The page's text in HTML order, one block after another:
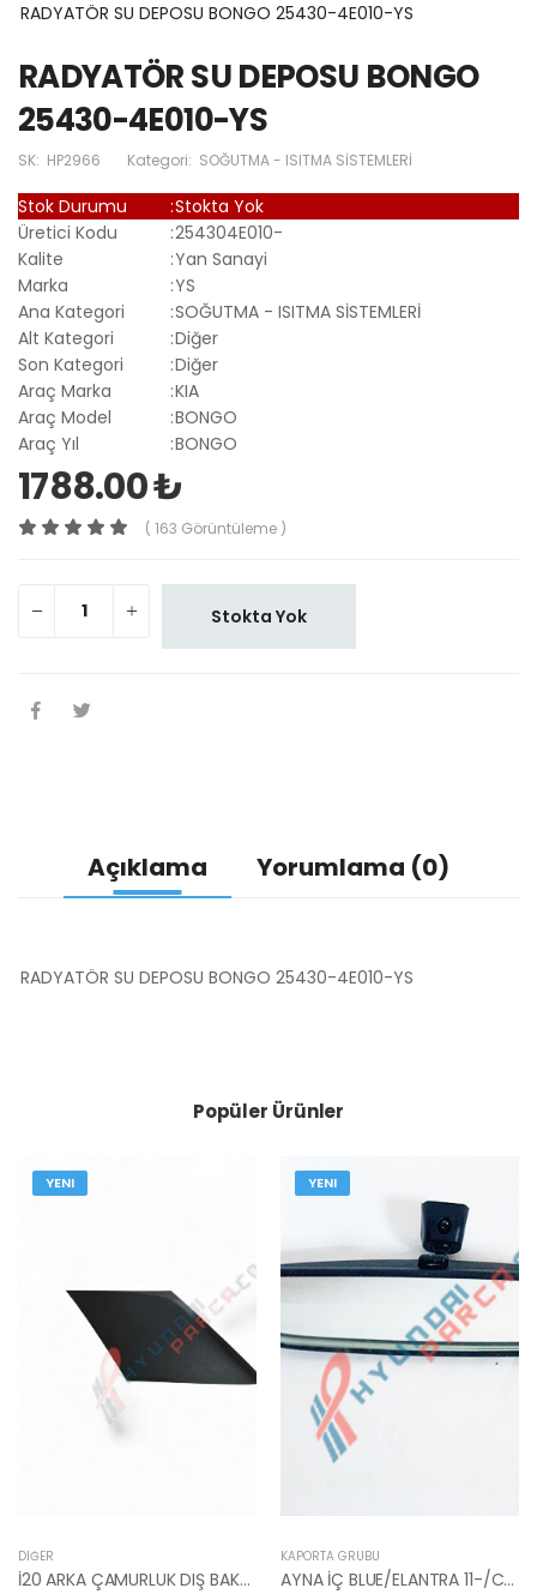
RADYATÖR SU DEPOSU BONGO 25430-4E010-YS
RADYATÖR SU DEPOSU BONGO
25430-4E010-YS
SK: HP2966 Kategori: SOĞUTMA - ISITMA SİSTEMLERİ
Stok Durumu :Stokta Yok
Üretici Kodu
:254304E010-
Kalite
:Yan Sanayi
Marka
:YS
Ana Kategori
:SOĞUTMA - ISITMA SİSTEMLERİ
Alt Kategori
:Diğer
Son Kategori
:Diğer
Araç Marka
:KIA
Araç Model
:BONGO
Araç Yıl
:BONGO
1788.00 ₺
( 163 Görüntüleme )
Stokta Yok
Açıklama Yorumlama (0)
RADYATÖR SU DEPOSU BONGO 25430-4E010-YS
Popüler Ürünler
YENI
DIĞER
İ20 ARKA ÇAMURLUK DIŞ BAKALİTİ SOL 2015- ( PARLAK SİYAH ) 87360-C8000-YS
YENI
KAPORTA GRUBU
AYNA İÇ BLUE/ELANTRA 11-/CEED 10-/RİO 12-/SPORTAGE 11- 85101-3X100-HMC